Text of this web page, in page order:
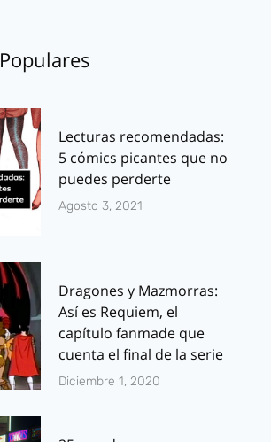
Lecturas recomendadas:
5 cómics picantes que no
puedes perderte
Agosto 3, 2021
Dragones y Mazmorras:
Así es Requiem, el
capítulo fanmade que
cuenta el final de la serie
Diciembre 1, 2020